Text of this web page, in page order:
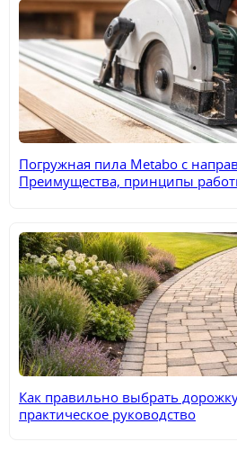
Погружная пила Metabo с
Преимущества, принципы
Как правильно выбрать
практическое руководство